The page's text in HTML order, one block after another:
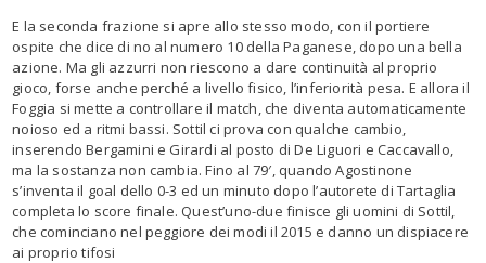
E la seconda frazione si apre allo stesso modo, con il portiere
ospite che dice di no al numero 10 della Paganese, dopo una bella
azione. Ma gli azzurri non riescono a dare continuità al proprio
gioco, forse anche perché a livello fisico, l’inferiorità pesa. E allora il
Foggia si mette a controllare il match, che diventa automaticamente
noioso ed a ritmi bassi. Sottil ci prova con qualche cambio,
inserendo Bergamini e Girardi al posto di De Liguori e Caccavallo,
ma la sostanza non cambia. Fino al 79′, quando Agostinone
s’inventa il goal dello 0-3 ed un minuto dopo l’autorete di Tartaglia
completa lo score finale. Quest’uno-due finisce gli uomini di Sottil,
che cominciano nel peggiore dei modi il 2015 e danno un dispiacere
ai proprio tifosi